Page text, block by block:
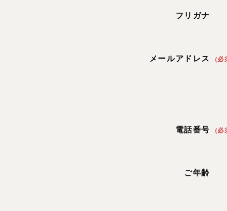
フリガナ
メールアドレス (必
電話番号 (必
ご年齢